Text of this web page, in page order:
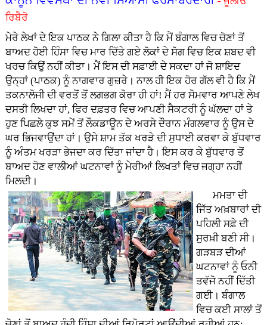
ਰਿਬੈਰੋ
ਮੇਰੇ ਲੇਖਾਂ ਦੇ ਇਕ ਪਾਠਕ ਨੇ ਗਿਲਾ ਕੀਤਾ ਹੈ ਕਿ ਮੈਂ ਬੰਗਾਲ ਵਿਚ ਚੋਣਾਂ ਤੋਂ
ਬਾਅਦ ਹੋਈ ਹਿੰਸਾ ਵਿਚ ਮਾਰ ਦਿੱਤੇ ਗਏ ਲੋਕਾਂ ਦੇ ਸੋਗ ਵਿਚ ਇਕ ਸ਼ਬਦ ਵੀ
ਖਰਚ ਕਿਉਂ ਨਹੀਂ ਕੀਤਾ। ਮੈਂ ਇਸ ਦੀ ਸਫ਼ਾਈ ਦੇ ਸਕਦਾ ਹਾਂ ਜੋ ਸ਼ਾਇਦ
ਉਨ੍ਹਾਂ (ਪਾਠਕ) ਨੂੰ ਨਾਗਵਾਰ ਗੁਜ਼ਰੇ। ਨਾਲ ਹੀ ਇਕ ਹੋਰ ਗੱਲ ਵੀ ਹੈ ਕਿ ਮੈਂ
ਤਕਨਾਲੋਜੀ ਦੀ ਵਰਤੋਂ ਤੋਂ ਲਗਭਗ ਕੋਰਾ ਹੀ ਹਾਂ! ਮੈਂ ਹਰ ਸੋਮਵਾਰ ਆਪਣੇ ਲੇਖ
ਦਸਤੀ ਲਿਖਦਾ ਹਾਂ, ਫਿਰ ਦਫ਼ਤਰ ਵਿਚ ਆਪਣੀ ਸੈਕਟਰੀ ਨੂੰ ਘੱਲਦਾ ਹਾਂ ਤੇ
ਹੁਣ ਪਿਛਲੇ ਕੁਝ ਸਮੇਂ ਤੋਂ ਲੌਕਡਾਊਨ ਦੇ ਅਰਸੇ ਦੌਰਾਨ ਮੰਗਲਵਾਰ ਨੂੰ ਉਸ ਦੇ
ਘਰ ਭਿਜਵਾਉਂਦਾ ਹਾਂ। ਉਸੇ ਸ਼ਾਮ ਤੱਕ ਖਰੜੇ ਦੀ ਸੁਧਾਈ ਕਰਵਾ ਕੇ ਬੁੱਧਵਾਰ
ਨੂੰ ਅੰਤਮ ਖਰੜਾ ਭੇਜਦਾ ਕਰ ਦਿੱਤਾ ਜਾਂਦਾ ਹੈ। ਇਸ ਕਰ ਕੇ ਬੁੱਧਵਾਰ ਤੋਂ
ਬਾਅਦ ਹੋਣ ਵਾਲੀਆਂ ਘਟਨਾਵਾਂ ਨੂੰ ਮੇਰੀਆਂ ਲਿਖਤਾਂ ਵਿਚ ਜਗ੍ਹਾ ਨਹੀਂ
ਮਿਲਦੀ।
ਮਮਤਾ ਦੀ
ਜਿੱਤ ਅਖ਼ਬਾਰਾਂ ਦੀ
ਪਹਿਲੀ ਸਫ਼ੇ ਦੀ
ਸੁਰਖ਼ੀ ਬਣੀ ਸੀ।
ਗੜਬੜ ਦੀਆਂ
ਘਟਨਾਵਾਂ ਨੂੰ ਓਨੀ
ਤਵੱਜੋ ਨਹੀਂ ਦਿੱਤੀ
ਗਈ। ਬੰਗਾਲ
ਵਿਚ ਕਈ ਸਾਲਾਂ ਤੋਂ